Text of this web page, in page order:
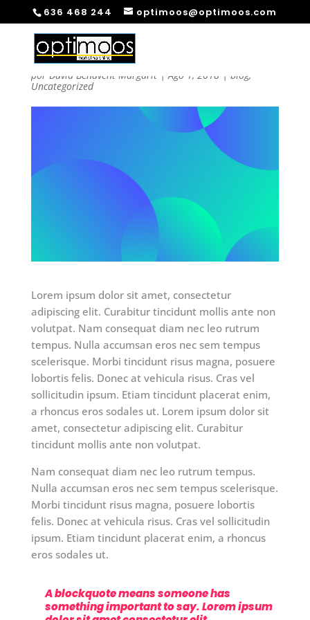
636 468 244 optimoos@optimoos.com
BLOG TITLE 2
por David Benavent Margarit |Ago 1, 2018 | blog,
Uncategorized
Lorem ipsum dolor sit amet, consectetur
adipiscing elit. Curabitur tincidunt mollis ante non
volutpat. Nam consequat diam nec leo rutrum
tempus. Nulla accumsan eros nec sem tempus
scelerisque. Morbi tincidunt risus magna, posuere
lobortis felis. Donec at vehicula risus. Cras vel
sollicitudin ipsum. Etiam tincidunt placerat enim,
a rhoncus eros sodales ut. Lorem ipsum dolor sit
amet, consectetur adipiscing elit. Curabitur
tincidunt mollis ante non volutpat.
Nam consequat diam nec leo rutrum tempus.
Nulla accumsan eros nec sem tempus scelerisque.
Morbi tincidunt risus magna, posuere lobortis
felis. Donec at vehicula risus. Cras vel sollicitudin
ipsum. Etiam tincidunt placerat enim, a rhoncus
eros sodales ut.
A blockquote means someone has
something important to say. Lorem ipsum